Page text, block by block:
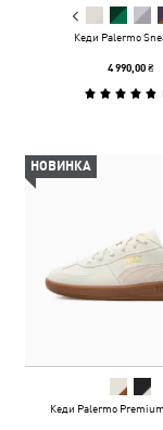
Кеди Palermo
4 990,00 ₴
НОВИНКА
Кеди Palermo